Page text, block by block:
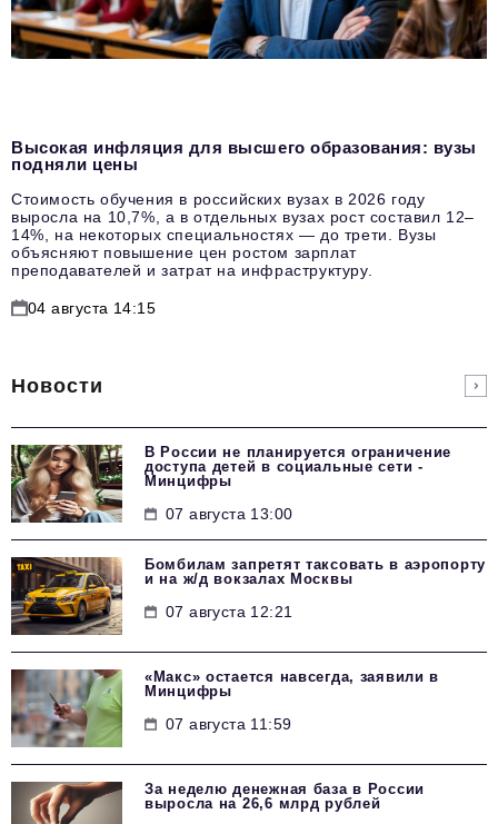
Высокая инфляция для высшего образования: вузы
подняли цены
Стоимость обучения в российских вузах в 2026 году
выросла на 10,7%, а в отдельных вузах рост составил 12–
14%, на некоторых специальностях — до трети. Вузы
объясняют повышение цен ростом зарплат
преподавателей и затрат на инфраструктуру.
04 августа 14:15
Новости
В России не планируется ограничение
доступа детей в социальные сети -
Минцифры
07 августа 13:00
Бомбилам запретят таксовать в аэропорту
и на ж/д вокзалах Москвы
07 августа 12:21
«Макс» остается навсегда, заявили в
Минцифры
07 августа 11:59
За неделю денежная база в России
выросла на 26,6 млрд рублей